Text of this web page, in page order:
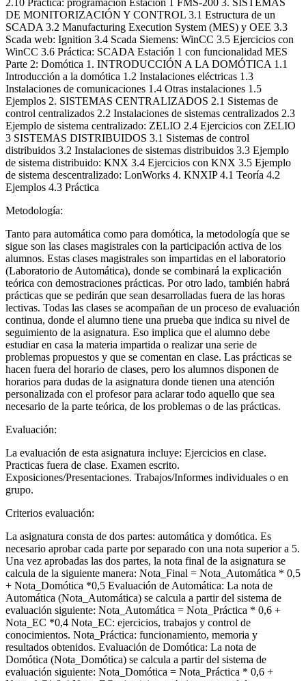
2.10 Práctica: programación Estación 1 FMS-200 3. SISTEMAS
DE MONITORIZACIÓN Y CONTROL 3.1 Estructura de un
SCADA 3.2 Manufacturing Execution System (MES) y OEE 3.3
Scada web: Ignition 3.4 Scada Siemens: WinCC 3.5 Ejercicios con
WinCC 3.6 Práctica: SCADA Estación 1 con funcionalidad MES
Parte 2: Domótica 1. INTRODUCCIÓN A LA DOMÓTICA 1.1
Introducción a la domótica 1.2 Instalaciones eléctricas 1.3
Instalaciones de comunicaciones 1.4 Otras instalaciones 1.5
Ejemplos 2. SISTEMAS CENTRALIZADOS 2.1 Sistemas de
control centralizados 2.2 Instalaciones de sistemas centralizados 2.3
Ejemplo de sistema centralizado: ZELIO 2.4 Ejercicios con ZELIO
3 SISTEMAS DISTRIBUIDOS 3.1 Sistemas de control
distribuidos 3.2 Instalaciones de sistemas distribuidos 3.3 Ejemplo
de sistema distribuido: KNX 3.4 Ejercicios con KNX 3.5 Ejemplo
de sistema descentralizado: LonWorks 4. KNXIP 4.1 Teoría 4.2
Ejemplos 4.3 Práctica
Metodología:
Tanto para automática como para domótica, la metodología que se
sigue son las clases magistrales con la participación activa de los
alumnos. Estas clases magistrales son impartidas en el laboratorio
(Laboratorio de Automática), donde se combinará la explicación
teórica con demostraciones prácticas. Por otro lado, también habrá
prácticas que se pedirán que sean desarrolladas fuera de las horas
lectivas. Todas las clases se acompañan de un proceso de evaluación
continua, donde el alumno tiene una prueba que indica su nivel de
seguimiento de la asignatura. Eso implica que el alumno debe
estudiar en casa la materia impartida o realizar una serie de
problemas propuestos y que se comentan en clase. Las prácticas se
hacen fuera del horario de clases, pero los alumnos disponen de
horarios para dudas de la asignatura donde tienen una atención
personalizada con el profesor para aclarar todo aquello que sea
necesario de la parte teórica, de los problemas o de las prácticas.
Evaluación:
La evaluación de esta asignatura incluye: Ejercicios en clase.
Practicas fuera de clase. Examen escrito.
Exposiciones/Presentaciones. Trabajos/Informes individuales o en
grupo.
Criterios evaluación:
La asignatura consta de dos partes: automática y domótica. Es
necesario aprobar cada parte por separado con una nota superior a 5.
Una vez aprobadas las dos partes, la nota final de la asignatura se
calcula de la siguiente manera: Nota_Final = Nota_Automática * 0,5
+ Nota_Domótica *0,5 Evaluación de Automática: La nota de
Automática (Nota_Automática) se calcula a partir del sistema de
evaluación siguiente: Nota_Automática = Nota_Práctica * 0,6 +
Nota_EC *0,4 Nota_EC: ejercicios, trabajos y control de
conocimientos. Nota_Práctica: funcionamiento, memoria y
resultados obtenidos. Evaluación de Domótica: La nota de
Domótica (Nota_Domótica) se calcula a partir del sistema de
evaluación siguiente: Nota_Domótica = Nota_Práctica * 0,6 +